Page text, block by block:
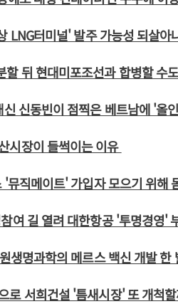
LNG터미널' 발주 가능성 되살아
뒤 현대미포조선과 합병할 수
신동빈이 점찍은 베트남에 '올
시장이 들썩이는 이유
직메이트' 가입자 모으기 위해
여 길 열려 대한항공 '투명경영'
명과학의 메르스 백신 개발 한
로 서희건설 '틈새시장' 또 개척